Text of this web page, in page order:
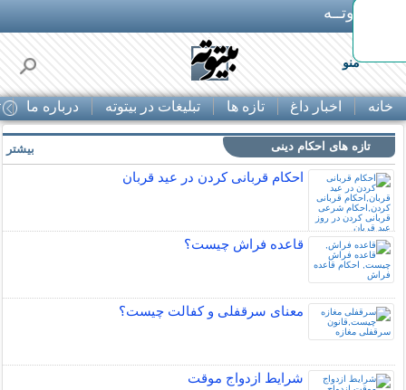
بـیتوتــه
منو
خانه اخبار داغ تازه ها تبلیغات در بیتوته درباره ما
تازه های احکام دینی
احکام قربانی کردن در عید قربان
قاعده فراش چیست؟
معنای سرقفلی و کفالت چیست؟
شرایط ازدواج موقت
بیشتر